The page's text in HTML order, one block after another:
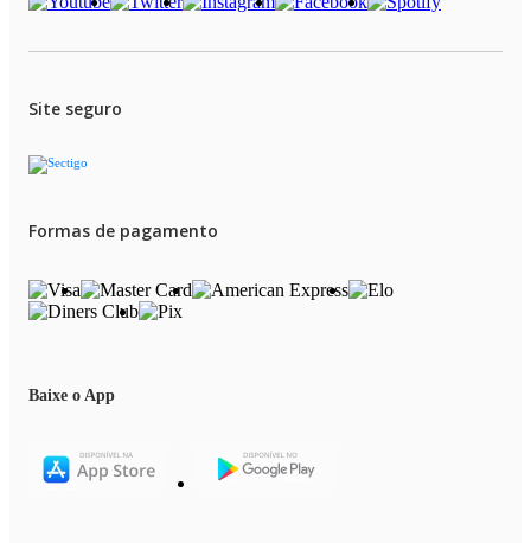
Site seguro
Formas de pagamento
Baixe o App